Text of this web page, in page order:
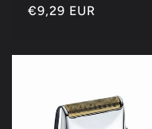
Redovna
€9,29 EUR